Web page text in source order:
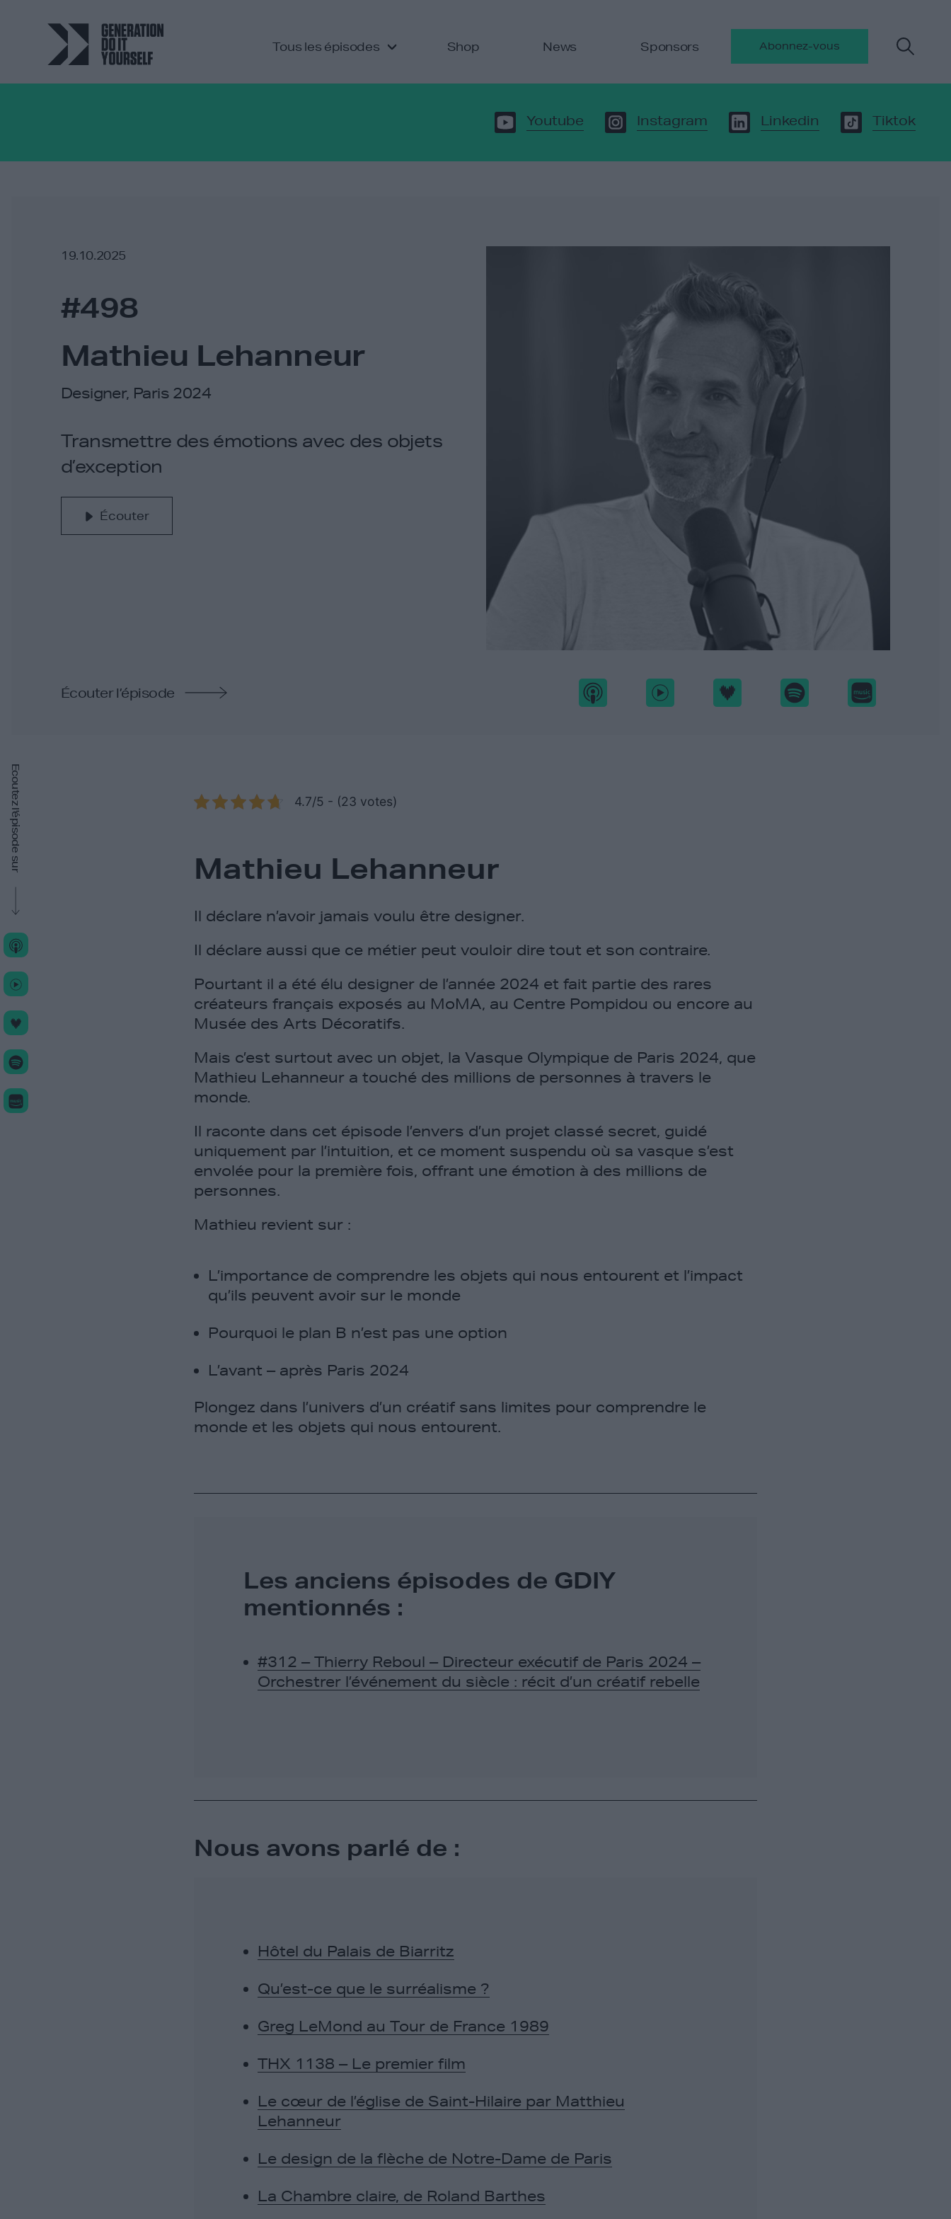
Tous les épisodes Shop News Sponsors Abonnez-vous
Youtube Instagram Linkedin Tiktok
19.10.2025
#498
Mathieu Lehanneur
Designer, Paris 2024
Transmettre des émotions avec des objets
d’exception
Écouter
Écouter l’épisode
Ecoutez l'épisode sur 4.7/5 - (23 votes)
Mathieu Lehanneur
Il déclare n’avoir jamais voulu être designer.
Il déclare aussi que ce métier peut vouloir dire tout et son contraire.
Pourtant il a été élu designer de l’année 2024 et fait partie des rares
créateurs français exposés au MoMA, au Centre Pompidou ou encore au
Musée des Arts Décoratifs.
Mais c’est surtout avec un objet, la Vasque Olympique de Paris 2024, que
Mathieu Lehanneur a touché des millions de personnes à travers le
monde.
Il raconte dans cet épisode l’envers d’un projet classé secret, guidé
uniquement par l’intuition, et ce moment suspendu où sa vasque s’est
envolée pour la première fois, offrant une émotion à des millions de
personnes.
Mathieu revient sur :
L’importance de comprendre les objets qui nous entourent et l’impact
qu’ils peuvent avoir sur le monde
Pourquoi le plan B n’est pas une option
L’avant – après Paris 2024
Plongez dans l’univers d’un créatif sans limites pour comprendre le
monde et les objets qui nous entourent.
Les anciens épisodes de GDIY
mentionnés :
#312 – Thierry Reboul – Directeur exécutif de Paris 2024 –
Orchestrer l’événement du siècle : récit d’un créatif rebelle
Nous avons parlé de :
Hôtel du Palais de Biarritz
Qu’est-ce que le surréalisme ?
Greg LeMond au Tour de France 1989
THX 1138 – Le premier film
Le cœur de l’église de Saint-Hilaire par Matthieu
Lehanneur
Le design de la flèche de Notre-Dame de Paris
La Chambre claire, de Roland Barthes